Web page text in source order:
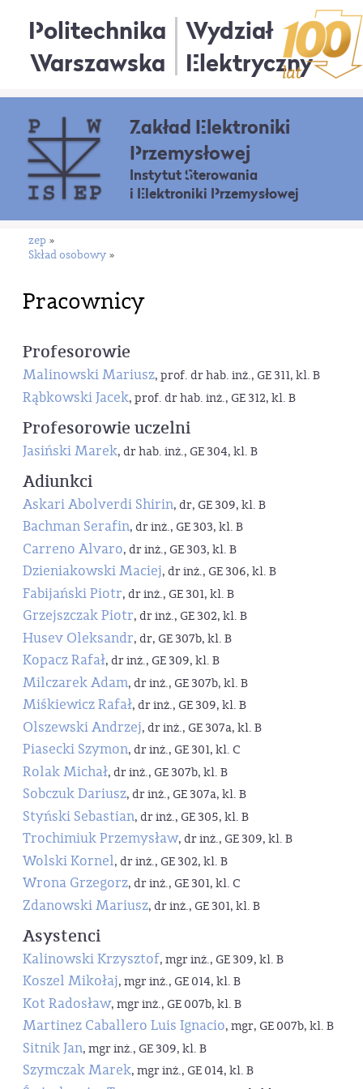
Politechnika
Warszawska
Wydział
Elektryczny
Zakład Elektroniki
Przemysłowej
Instytut Sterowania
i Elektroniki Przemysłowej
zep »
Skład osobowy »
Pracownicy
Profesorowie
Malinowski Mariusz, prof. dr hab. inż., GE 311, kl. B
Rąbkowski Jacek, prof. dr hab. inż., GE 312, kl. B
Profesorowie uczelni
Jasiński Marek, dr hab. inż., GE 304, kl. B
Adiunkci
Askari Abolverdi Shirin, dr, GE 309, kl. B
Bachman Serafin, dr inż., GE 303, kl. B
Carreno Alvaro, dr inż., GE 303, kl. B
Dzieniakowski Maciej, dr inż., GE 306, kl. B
Fabijański Piotr, dr inż., GE 301, kl. B
Grzejszczak Piotr, dr inż., GE 302, kl. B
Husev Oleksandr, dr, GE 307b, kl. B
Kopacz Rafał, dr inż., GE 309, kl. B
Milczarek Adam, dr inż., GE 307b, kl. B
Miśkiewicz Rafał, dr inż., GE 309, kl. B
Olszewski Andrzej, dr inż., GE 307a, kl. B
Piasecki Szymon, dr inż., GE 301, kl. C
Rolak Michał, dr inż., GE 307b, kl. B
Sobczuk Dariusz, dr inż., GE 307a, kl. B
Styński Sebastian, dr inż., GE 305, kl. B
Trochimiuk Przemysław, dr inż., GE 309, kl. B
Wolski Kornel, dr inż., GE 302, kl. B
Wrona Grzegorz, dr inż., GE 301, kl. C
Zdanowski Mariusz, dr inż., GE 301, kl. B
Asystenci
Kalinowski Krzysztof, mgr inż., GE 309, kl. B
Koszel Mikołaj, mgr inż., GE 014, kl. B
Kot Radosław, mgr inż., GE 007b, kl. B
Martinez Caballero Luis Ignacio, mgr, GE 007b, kl. B
Sitnik Jan, mgr inż., GE 309, kl. B
Szymczak Marek, mgr inż., GE 014, kl. B